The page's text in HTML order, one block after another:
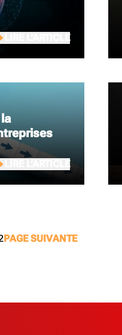
LIRE L’ARTICLE
LIRE L’ARTICLE
PAGE SUIVANTE